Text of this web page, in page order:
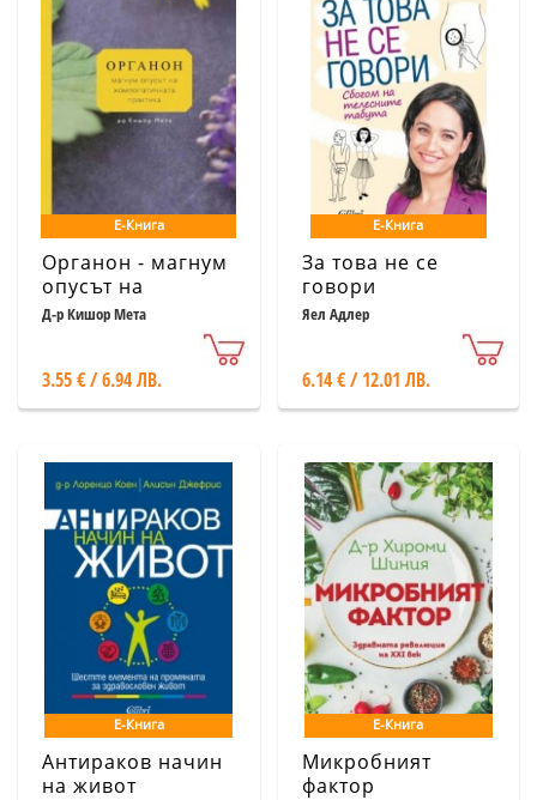
Е-Книга
Органон - магнум
опусът на
хомеопатичната
Д-р Кишор Мета
3.55 € / 6.94 ЛВ.
Е-Книга
За това не се
говори
Яел Адлер
6.14 € / 12.01 ЛВ.
Е-Книга
Антираков начин
на живот
Е-Книга
Микробният
фактор